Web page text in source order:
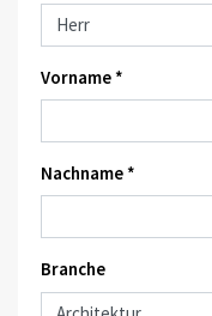
Vorname *
Nachname *
Branche